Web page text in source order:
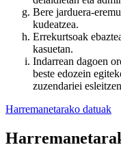
Bere jarduera-
kudeatzea.
Errekurtsoak
kasuetan.
Indarrean dagoen
beste edozein
zuzendariei
Harremanetarako datuak